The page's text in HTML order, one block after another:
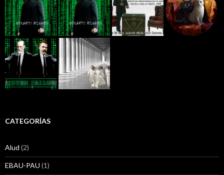
CATEGORÍAS
Alud (2)
EBAU-PAU (1)